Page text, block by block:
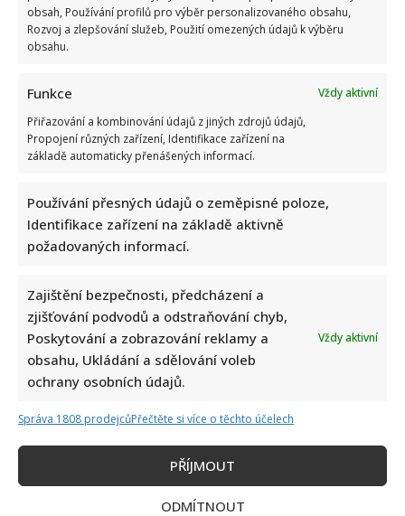
obsah, Používání profilů pro výběr personalizovaného obsahu,
Rozvoj a zlepšování služeb, Použití omezených údajů k výběru
obsahu.
Funkce
Vždy aktivní
Přiřazování a kombinování údajů z jiných zdrojů údajů,
Propojení různých zařízení, Identifikace zařízení na
základě automaticky přenášených informací.
Používání přesných údajů o zeměpisné poloze,
Identifikace zařízení na základě aktivně
požadovaných informací.
Zajištění bezpečnosti, předcházení a
zjišťování podvodů a odstraňování chyb,
Poskytování a zobrazování reklamy a
obsahu, Ukládání a sdělování voleb
ochrany osobních údajů.
Vždy aktivní
Správa 1808 prodejcůPřečtěte si více o těchto účelech
PŘÍJMOUT
ODMÍTNOUT